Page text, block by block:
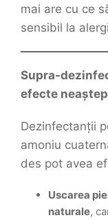
mai are cu ce
sensibil la
Supra-
efecte
Dezinfectanții
amoniu
des pot avea
Uscarea
naturale,